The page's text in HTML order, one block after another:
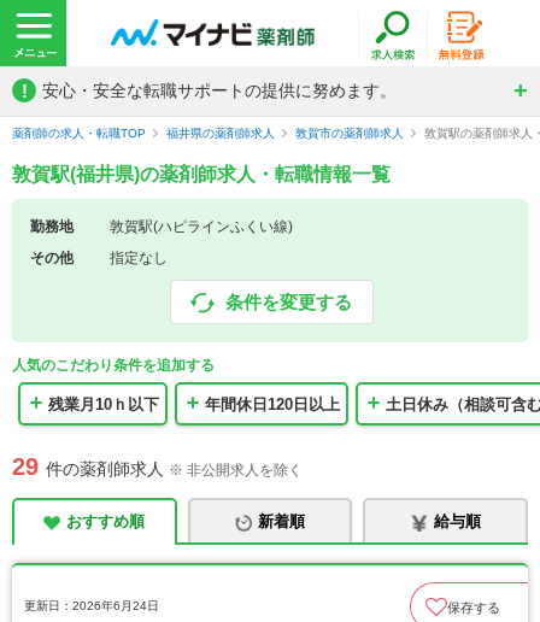
! 安心・安全な転職サポートの提供に努めます。
薬剤師の求人・転職TOP 福井県の薬剤師求人 敦賀市の薬剤師求人 敦賀駅の薬剤師求人
敦賀駅(福井県)の薬剤師求人・転職情報一覧
勤務地
敦賀駅(ハピラインふくい線)
その他
指定なし
条件を変更する
人気のこだわり条件を追加する
残業月10ｈ以下 年間休日120日以上 土日休み（相談可含
29 件の薬剤師求人 ※ 非公開求人を除く
おすすめ順 新着順 給与順
更新日：2026年6月24日 保存する